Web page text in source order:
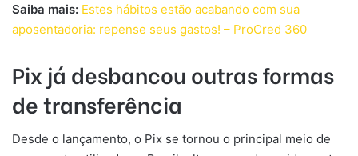
Saiba mais: Estes hábitos estão acabando com sua
aposentadoria: repense seus gastos! – ProCred 360
Pix já desbancou outras formas
de transferência
Desde o lançamento, o Pix se tornou o principal meio de